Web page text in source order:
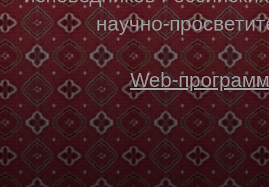
научно-
Web-